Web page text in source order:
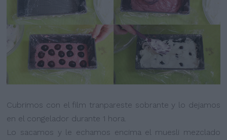
Cubrimos con el film tranpareste sobrante y lo dejamos
en el congelador durante 1 hora.
Lo sacamos y le echamos encima el muesli mezclado